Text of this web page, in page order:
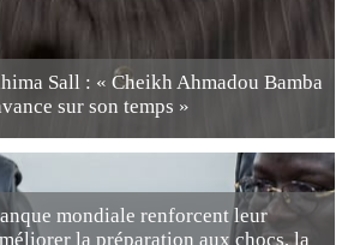
Sall : « Cheikh Ahmadou Bamba
sur son temps »
mondiale renforcent leur
la préparation aux chocs, la